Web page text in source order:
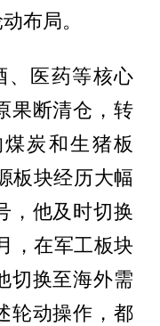
布局。
、医药等核心
果断清仓，转
炭和生猪板
板块经历大幅
，他及时切换
，在军工板块
切换至海外需
轮动操作，都